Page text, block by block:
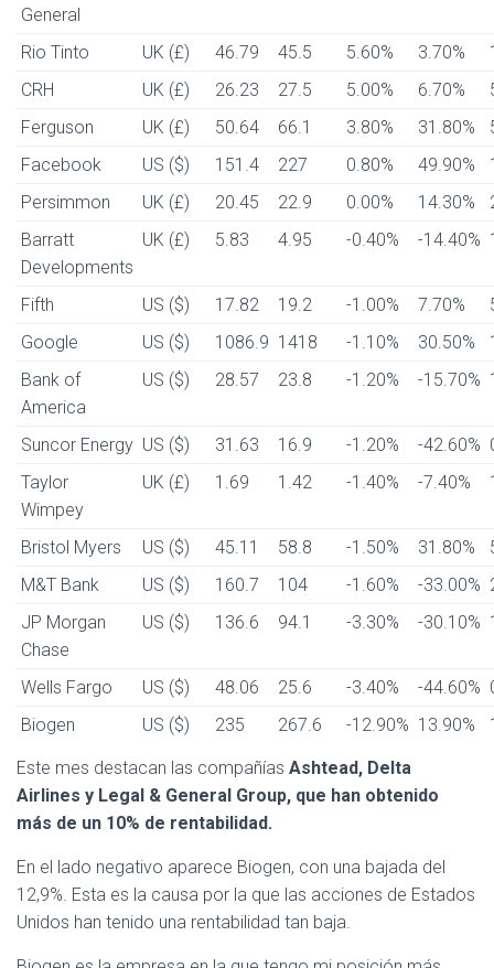
General
Rio Tinto UK (£) 46.79 45.5 5.60% 3.70%
CRH
UK (£) 26.23 27.5 5.00% 6.70%
Ferguson
UK (£) 50.64 66.1 3.80% 31.80%
Facebook
US ($) 151.4 227 0.80% 49.90%
Persimmon
UK (£) 20.45 22.9 0.00% 14.30%
Barratt
Developments
UK (£) 5.83 4.95 -0.40% -14.40%
Fifth US ($) 17.82 19.2 -1.00% 7.70%
Google
US ($) 1086.9 1418 -1.10% 30.50%
Bank of
America
US ($) 28.57 23.8 -1.20% -15.70%
Suncor Energy US ($) 31.63 16.9 -1.20% -42.60%
Taylor
Wimpey
UK (£) 1.69 1.42 -1.40% -7.40%
Bristol Myers US ($) 45.11 58.8 -1.50% 31.80%
M&T Bank
US ($) 160.7 104 -1.60% -33.00%
JP Morgan
Chase
US ($) 136.6 94.1 -3.30% -30.10%
Wells Fargo US ($) 48.06 25.6 -3.40% -44.60%
Biogen
US ($) 235 267.6 -12.90% 13.90%
Este mes destacan las compañías Ashtead, Delta
Airlines y Legal & General Group, que han obtenido
más de un 10% de rentabilidad.
En el lado negativo aparece Biogen, con una bajada del
12,9%. Esta es la causa por la que las acciones de Estados
Unidos han tenido una rentabilidad tan baja.